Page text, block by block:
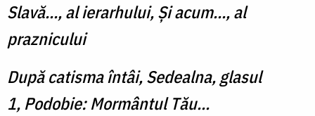
Slavă..., al ierarhului, Şi acum..., al
praznicului
După catisma întâi, Sedealna, glasul
1, Podobie: Mormântul Tău...